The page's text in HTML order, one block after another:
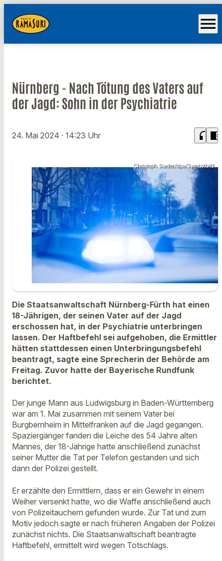
menu
Nürnberg - Nach Tötung des Vaters auf
der Jagd: Sohn in der Psychiatrie
24. Mai 2024 · 14:23 Uhr headphones chrome_reader_mode
Christoph Soeder/dpa/Symbolbild
Die Staatsanwaltschaft Nürnberg-Fürth hat einen
18-Jährigen, der seinen Vater auf der Jagd
erschossen hat, in der Psychiatrie unterbringen
lassen. Der Haftbefehl sei aufgehoben, die Ermittler
hätten stattdessen einen Unterbringungsbefehl
beantragt, sagte eine Sprecherin der Behörde am
Freitag. Zuvor hatte der Bayerische Rundfunk
berichtet.
Der junge Mann aus Ludwigsburg in Baden-Württemberg
war am 1. Mai zusammen mit seinem Vater bei
Burgbernheim in Mittelfranken auf die Jagd gegangen.
Spaziergänger fanden die Leiche des 54 Jahre alten
Mannes, der 18-Jährige hatte anschließend zunächst
seiner Mutter die Tat per Telefon gestanden und sich
dann der Polizei gestellt.
Er erzählte den Ermittlern, dass er ein Gewehr in einem
Weiher versenkt hatte, wo die Waffe anschließend auch
von Polizeitauchern gefunden wurde. Zur Tat und zum
Motiv jedoch sagte er nach früheren Angaben der Polizei
zunächst nichts. Die Staatsanwaltschaft beantragte
Haftbefehl, ermittelt wird wegen Totschlags.